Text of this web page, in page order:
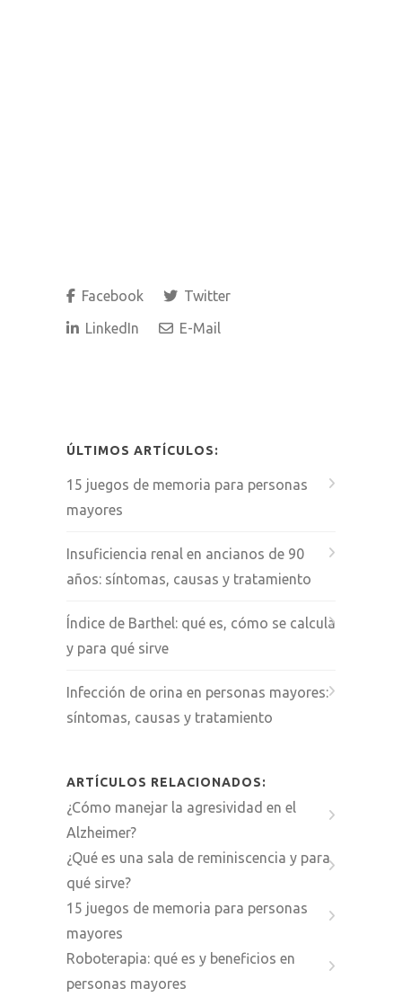
Facebook
Twitter
LinkedIn
E-Mail
ÚLTIMOS ARTÍCULOS:
15 juegos de memoria para personas
mayores
Insuficiencia renal en ancianos de 90
años: síntomas, causas y tratamiento
Índice de Barthel: qué es, cómo se calcula
y para qué sirve
Infección de orina en personas mayores:
síntomas, causas y tratamiento
ARTÍCULOS RELACIONADOS:
¿Cómo manejar la agresividad en el
Alzheimer?
¿Qué es una sala de reminiscencia y para
qué sirve?
15 juegos de memoria para personas
mayores
Roboterapia: qué es y beneficios en
personas mayores